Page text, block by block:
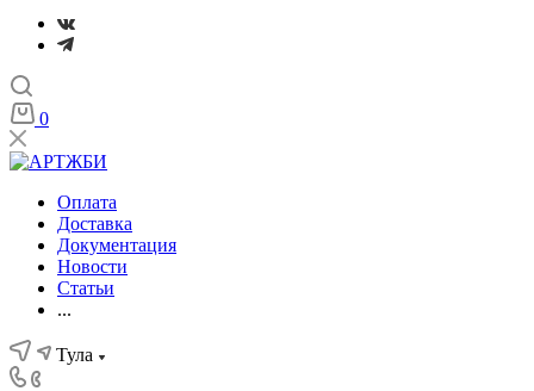
0
Оплата
Доставка
Документация
Новости
Статьи
...
Тула